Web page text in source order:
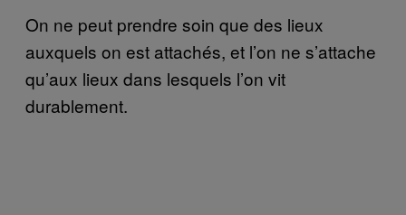
On ne peut prendre soin que des lieux
auxquels on est attachés, et l’on ne s’attache
qu’aux lieux dans lesquels l’on vit
durablement.